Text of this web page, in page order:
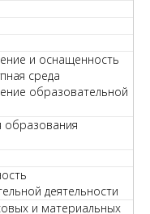
и оснащенность
среда
образовательной
образования
деятельности
и материальных